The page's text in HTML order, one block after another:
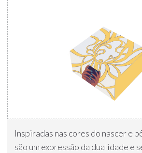
Inspiradas nas cores do nascer e
são um expressão da dualidade e